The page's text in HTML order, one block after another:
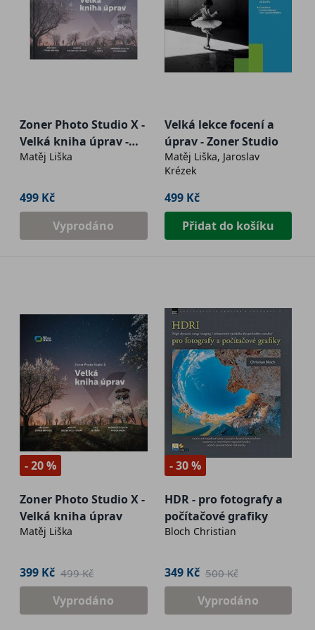
Zoner Photo Studio X -
Velká kniha úprav -
aktualizované vydání
Matěj Liška
499 Kč
Vyprodáno
Velká lekce focení a
úprav - Zoner Studio
Matěj Liška, Jaroslav
Krézek
499 Kč
Přidat do košíku
- 20 %
Zoner Photo Studio X -
Velká kniha úprav
Matěj Liška
399 Kč 499 Kč
Vyprodáno
- 30 %
HDR - pro fotografy a
počítačové grafiky
Bloch Christian
349 Kč 500 Kč
Vyprodáno